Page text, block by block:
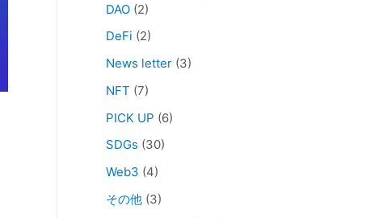
DAO (2)
DeFi (2)
News letter (3)
NFT (7)
PICK UP (6)
SDGs (30)
Web3 (4)
その他 (3)